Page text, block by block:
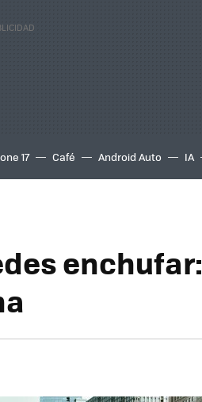
17 Café Android Auto IA
enchufar: